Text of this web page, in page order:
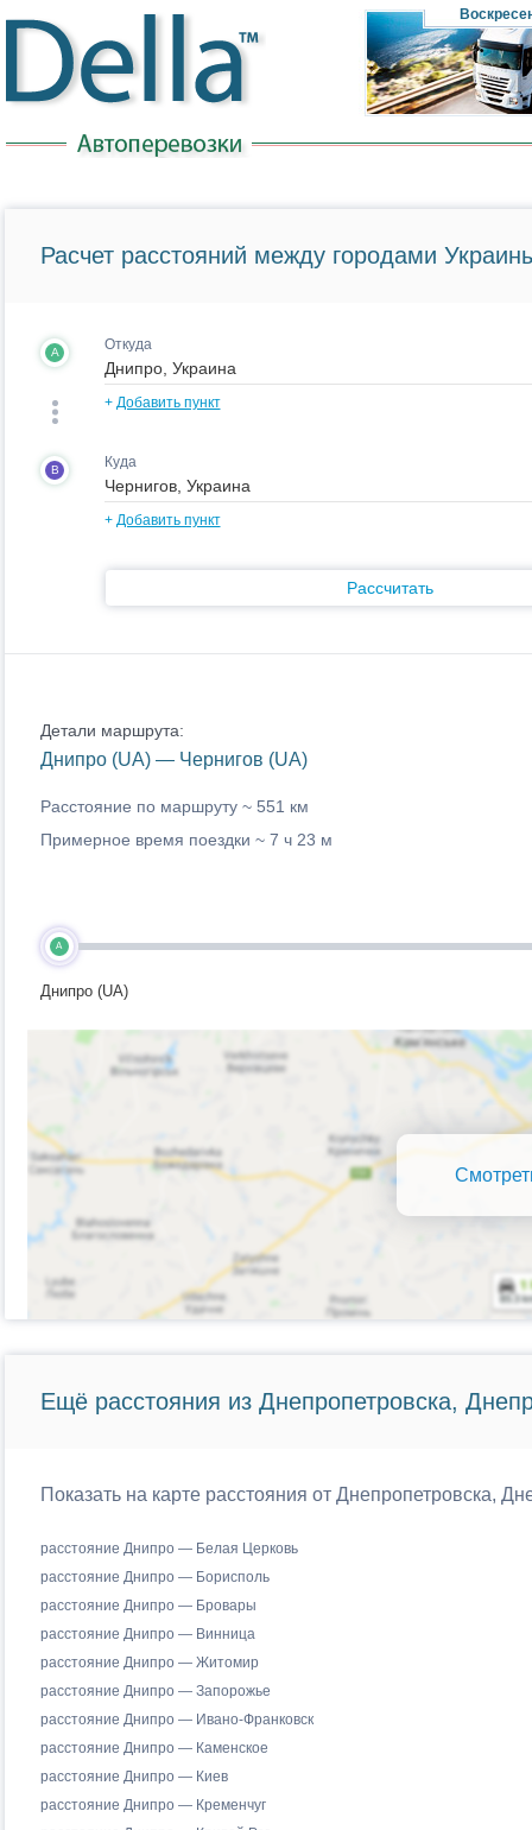
Расчет расстояний между городами
A Откуда
+ Добавить пункт
B Куда
+ Добавить пункт
Рассчитать
Детали маршрута:
Днипро (UA) — Чернигов (UA)
Расстояние по маршруту ~ 551 км
Примерное время поездки ~ 7 ч 23 м
A
Днипро (UA)
Ещё расстояния из Днепропетровска,
Показать на карте расстояния от Днепропетровска,
расстояние Днипро — Белая Церковь
расстояние Днипро — Борисполь
расстояние Днипро — Бровары
расстояние Днипро — Винница
расстояние Днипро — Житомир
расстояние Днипро — Запорожье
расстояние Днипро — Ивано-Франковск
расстояние Днипро — Каменское
расстояние Днипро — Киев
расстояние Днипро — Кременчуг